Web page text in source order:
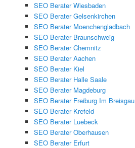
SEO Berater Wiesbaden
SEO Berater Gelsenkirchen
SEO Berater Moenchengladbach
SEO Berater Braunschweig
SEO Berater Chemnitz
SEO Berater Aachen
SEO Berater Kiel
SEO Berater Halle Saale
SEO Berater Magdeburg
SEO Berater Freiburg Im Breisgau
SEO Berater Krefeld
SEO Berater Luebeck
SEO Berater Oberhausen
SEO Berater Erfurt